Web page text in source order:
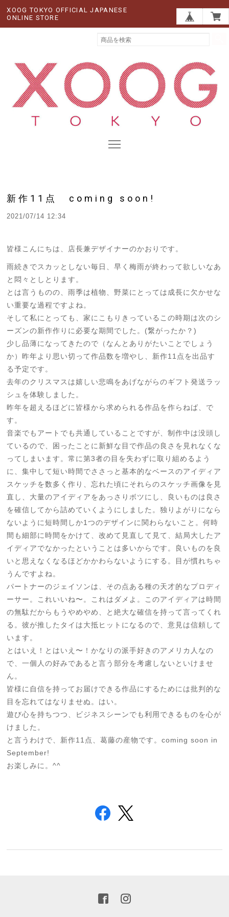
XOOG TOKYO OFFICIAL JAPANESE
ONLINE STORE
新作11点 coming soon!
2021/07/14 12:34
皆様こんにちは、店長兼デザイナーのかおりです。
雨続きでスカッとしない毎日、早く梅雨が終わって欲しいなあ
と悶々としとります。
とは言うものの、雨季は植物、野菜にとっては成長に欠かせな
い重要な過程ですよね。
そして私にとっても、家にこもりきっているこの時期は次のシ
ーズンの新作作りに必要な期間でした。(繋がったか？)
少し品薄になってきたので（なんとありがたいことでしょう
か）昨年より思い切って作品数を増やし、新作11点を出品す
る予定です。
去年のクリスマスは嬉しい悲鳴をあげながらのギフト発送ラッ
シュを体験しました。
昨年を超えるほどに皆様から求められる作品を作らねば、で
す。
音楽でもアートでも共通していることですが、制作中は没頭し
ているので、困ったことに新鮮な目で作品の良さを見れなくな
ってしまいます。常に第3者の目を失わずに取り組めるよう
に、集中して短い時間でささっと基本的なベースのアイディア
スケッチを数多く作り、忘れた頃にそれらのスケッチ画像を見
直し、大量のアイディアをあっさりボツにし、良いものは良さ
を確信してから詰めていくようにしました。独りよがりになら
ないように短時間しか1つのデザインに関わらないこと。何時
間も細部に時間をかけて、改めて見直して見て、結局大したア
イディアでなかったということは多いからです。良いものを良
いと思えなくなるほどかかわらないようにする。目が慣れちゃ
うんですよね。
パートナーのジェイソンは、その点ある種の天才的なプロディ
ーサー。これいいね〜。これはダメよ。このアイディアは時間
の無駄だからもうやめやめ、と絶大な確信を持って言ってくれ
る。彼が推したタイは大抵ヒットになるので、意見は信頼して
います。
とはいえ！とはいえ〜！かなりの派手好きのアメリカ人なの
で、一個人の好みであると言う部分を考慮しないといけませ
ん。
皆様に自信を持ってお届けできる作品にするためには批判的な
目を忘れてはなりませぬ。はい。
遊び心を持ちつつ、ビジネスシーンでも利用できるものを心が
けました。
と言うわけで、新作11点、葛藤の産物です。coming soon in
September!
お楽しみに。^^